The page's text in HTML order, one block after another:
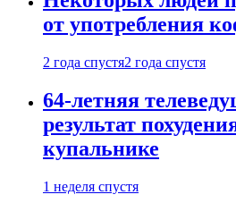
от употребления
2 года спустя2 года спустя
64-летняя
результат
купальнике
1 неделя спустя